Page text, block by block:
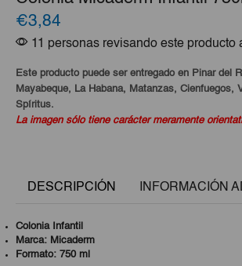
€3,84
11 personas revisando este producto
Este producto puede ser entregado en Pinar del
Mayabeque, La Habana, Matanzas, Cienfuegos,
Spíritus.
La imagen sólo tiene carácter meramente
DESCRIPCIÓN INFORMACIÓN
Colonia Infantil
Marca: Micaderm
Formato: 750 ml